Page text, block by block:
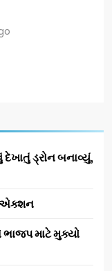
દેખાતું ડ્રોન બનાવ્યું,
એક્શન
ભાજપ માટે મુક્યો